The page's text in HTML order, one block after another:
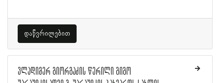
დაწვრილებით
ვლადიმერ გიორგაძის წერილი გიგო